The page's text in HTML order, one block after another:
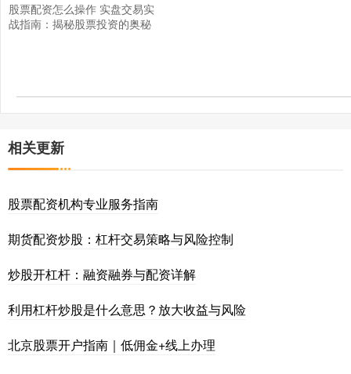
股票配资怎么操作 实盘交易实
战指南：揭秘股票投资的奥秘
相关更新
股票配资机构专业服务指南
期货配资炒股：杠杆交易策略与风险控制
炒股开杠杆：融资融券与配资详解
利用杠杆炒股是什么意思？放大收益与风险
北京股票开户指南｜低佣金+线上办理